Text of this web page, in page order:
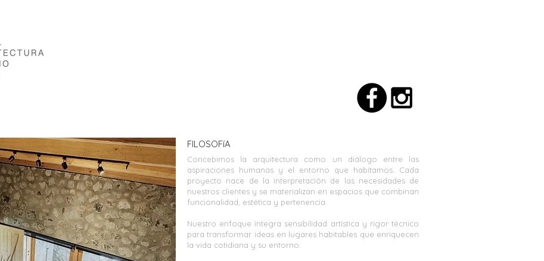
FILOSOFíA
Concebimos la arquitectura como un diálogo entre las
aspiraciones humanas y el entorno que habitamos. Cada
proyecto nace de la interpretación de las necesidades de
nuestros clientes y se materializan en espacios que combinan
funcionalidad, estética y pertenencia.
Nuestro enfoque integra sensibilidad artística y rigor técnico
para transformar ideas en lugares habitables que enriquecen
la vida cotidiana y su entorno.